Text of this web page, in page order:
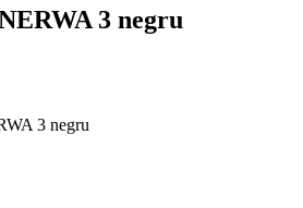
3 negru
3 negru